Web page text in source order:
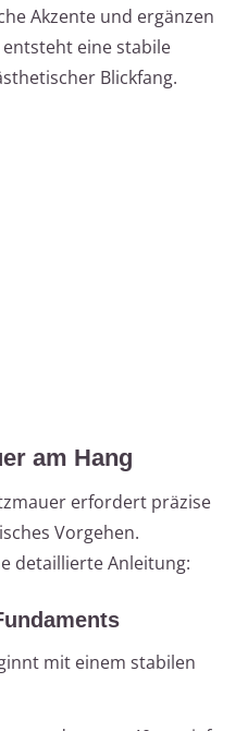
Akzente und ergänzen
eine stabile
Blickfang.
am Hang
erfordert präzise
Vorgehen.
detaillierte Anleitung:
mit einem stabilen